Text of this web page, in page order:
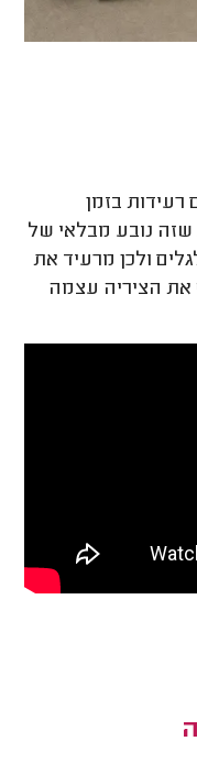
בזמן
שזה נובע מבלאי של
ולכן מרעיד את
את הציריה עצמה